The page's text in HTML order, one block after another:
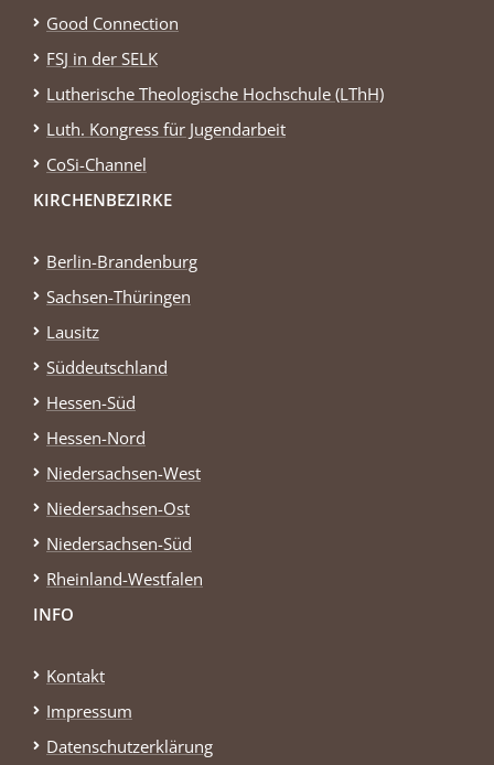
Good Connection
FSJ in der SELK
Lutherische Theologische Hochschule (LThH)
Luth. Kongress für Jugendarbeit
CoSi-Channel
KIRCHENBEZIRKE
Berlin-Brandenburg
Sachsen-Thüringen
Lausitz
Süddeutschland
Hessen-Süd
Hessen-Nord
Niedersachsen-West
Niedersachsen-Ost
Niedersachsen-Süd
Rheinland-Westfalen
INFO
Kontakt
Impressum
Datenschutzerklärung